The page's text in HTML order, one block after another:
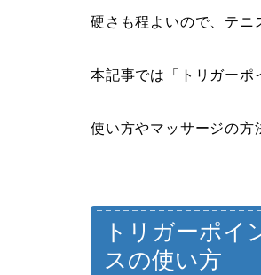
硬さも程よいので、テニ
本記事では「トリガーポ
使い方やマッサージの方
トリガーポイ
スの使い方